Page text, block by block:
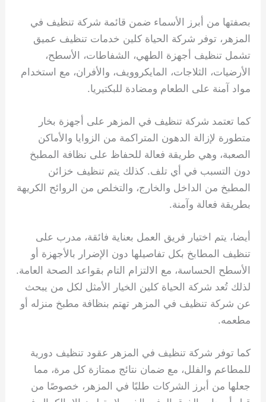
بصفتها من أبرز الأسماء ضمن قائمة شركة تنظيف في
المزهر، توفر شركة الحياة كلين خدمات تنظيف عميق
تشمل تنظيف أجهزة الطهي، الشفاطات، الأسطح،
الأرضيات، الثلاجات، المايكروويف، والأفران، مع استخدام
مواد آمنة على الطعام ومضادة للبكتيريا.
كما تعتمد شركة تنظيف في المزهر على أجهزة بخار
متطورة لإزالة الدهون المتراكمة من الزوايا والأماكن
الصعبة، وهي طريقة فعالة للحفاظ على نظافة المطبخ
دون التسبب في أي تلف. كذلك يتم تنظيف خزائن
المطبخ من الداخل والخارج، والتخلص من الروائح الكريهة
بطريقة فعالة وآمنة.
أيضا، يتم اختيار فريق العمل بعناية فائقة، مدرب على
تنظيف المطابخ بكل تفاصيلها دون الإضرار بالأجهزة أو
الأسطح الحساسة، مع الالتزام التام بقواعد الصحة العامة.
لذلك تُعد شركة الحياة كلين الخيار الأمثل لكل من يبحث
عن شركة تنظيف في المزهر تهتم بنظافة مطبخ منزله أو
مطعمه.
كما توفر شركة تنظيف في المزهر عقود تنظيف دورية
للمطاعم والفلل، مع ضمان نتائج ممتازة كل مرة، مما
جعلها من أبرز الشركات طلبًا في المزهر، خصوصًا من